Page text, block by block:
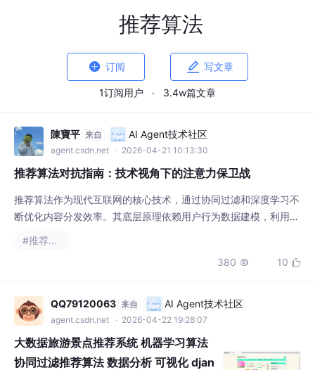
推荐算法
 订阅  写文章
1订阅用户 · 3.4w篇文章
陳寶平 来自 AI Agent技术社区
agent.csdn.net · 2026-04-21 10:13:30
推荐算法对抗指南：技术视角下的注意力保卫战
推荐算法作为现代互联网的核心技术，通过协同过滤和深度学习不
断优化内容分发效率。其底层原理依赖用户行为数据建模，利用矩
阵分解和嵌入技术构建个性化推荐。在提升商业价值的同时，这些
户可以通过数据污染、客户端隔离等技术手段重建控制权，例如使
身份特征。理解推荐系统的运作机制，结合认知行为
#推荐算法
380  10 
QQ79120063 来自 AI Agent技术社区
agent.csdn.net · 2026-04-22 19:28:07
大数据旅游景点推荐系统 机器学习算法
协同过滤推荐算法 数据分析 可视化 djan